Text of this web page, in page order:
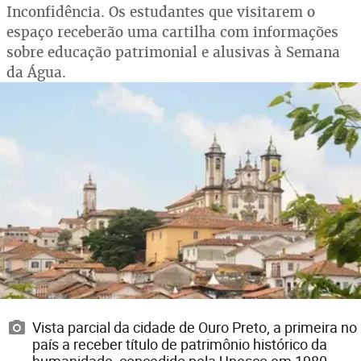
Inconfidência. Os estudantes que visitarem o
espaço receberão uma cartilha com informações
sobre educação patrimonial e alusivas à Semana
da Água.
Vista parcial da cidade de Ouro Preto, a primeira no
país a receber título de patrimônio histórico da